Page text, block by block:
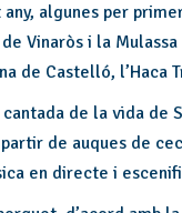
algunes per
Vinaròs i la
de Castelló, l’Haca
de la vida de
de auques de
en directe i